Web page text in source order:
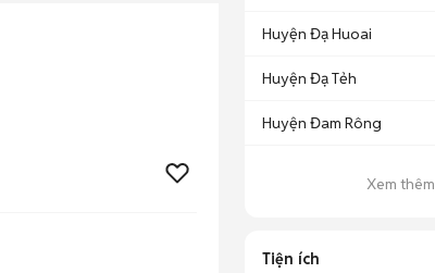
Huyện Đạ Huoai
Huyện Đạ Tẻh
Huyện Đam Rông
Xem thêm
Tiện ích